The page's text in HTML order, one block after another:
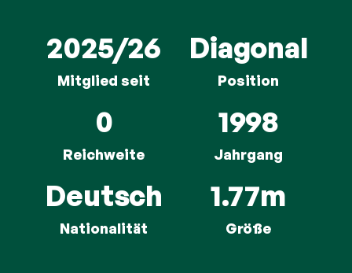
2025/26
Mitglied seit
0
Reichweite
Deutsch
Nationalität
Diagonal
Position
1998
Jahrgang
1.77m
Größe